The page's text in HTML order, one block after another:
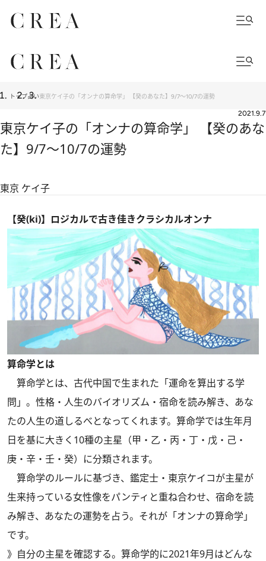
トップ占い東京ケイ子の「オンナの算命学」 【癸のあなた】9/7～10/7の運勢
2021.9.7
東京ケイ子の「オンナの算命学」 【癸のあな
た】9/7～10/7の運勢
東京 ケイ子
【癸(ki)】ロジカルで古き佳きクラシカルオンナ
算命学とは
算命学とは、古代中国で生まれた「運命を算出する学
問」。性格・人生のバイオリズム・宿命を読み解き、あな
たの人生の道しるべとなってくれます。算命学では生年月
日を基に大きく10種の主星（甲・乙・丙・丁・戊・己・
庚・辛・壬・癸）に分類されます。
算命学のルールに基づき、鑑定士・東京ケイコが主星が
生来持っている女性像をパンティと重ね合わせ、宿命を読
み解き、あなたの運勢を占う。それが「オンナの算命学」
です。
》 自分の主星を確認する。算命学的に2021年9月はどんな